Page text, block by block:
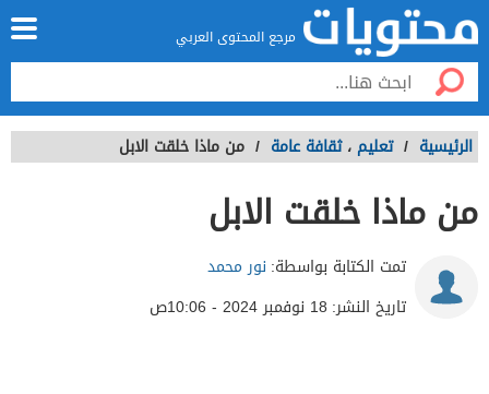
مرجع المحتوى العربي
الرئيسية / تعليم ، ثقافة عامة / من ماذا خلقت الابل
من ماذا خلقت الابل
تمت الكتابة بواسطة: نور محمد
تاريخ النشر: 18 نوفمبر 2024 - 10:06ص